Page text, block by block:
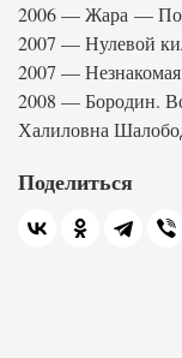
2006 — Жара —
2007 — Нулевой
2007 — Незнакомая
2008 — Бородин.
Халиловна
Поделиться